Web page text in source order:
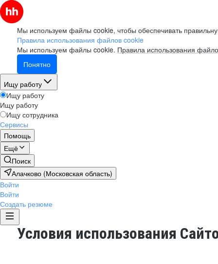
Мы используем файлы cookie, чтобы обеспечивать
Правила использования файлов cookie
Мы используем файлы cookie. Правила использования
Понятно
Ищу работу
Ищу работу
Ищу работу
Ищу сотрудника
Сервисы
Помощь
Ещё
Поиск
Алачково (Московская область)
Войти
Войти
Создать резюме
Условия использования